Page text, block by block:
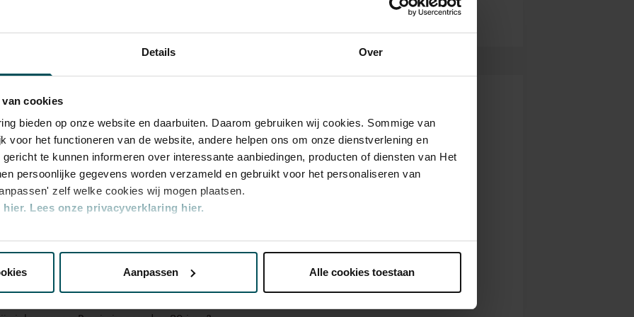
Details Over
cookies
bieden op onze website en daarbuiten. Daarom gebruiken wij cookies. Sommige van
voor het functioneren van de website, andere helpen ons om onze dienstverlening en
te kunnen informeren over interessante aanbiedingen, producten of diensten van Het
persoonlijke gegevens worden verzameld en gebruikt voor het personaliseren van
zelf welke cookies wij mogen plaatsen.
hier. Lees onze privacyverklaring hier.
website kunt u uw toestemming op elk moment wijzigen of intrekken.
die uw gegevens kunnen ontvangen en verwerken.
Aanpassen Alle cookies toestaan
de schijnwerper op uitzonderlijk muzikaal
setting van de Kleine Zaal laten
dat zij met overtuiging en
te verrassen en uit te dagen – niet
ook de luisteraar. Van barokke
expressie tot hedendaagse klanken: alle
samengestelde, afwisselende
hun veelzijdigheid,
en laten zij horen hoe levend en relevant
Rang
2
25,00 € 19,00